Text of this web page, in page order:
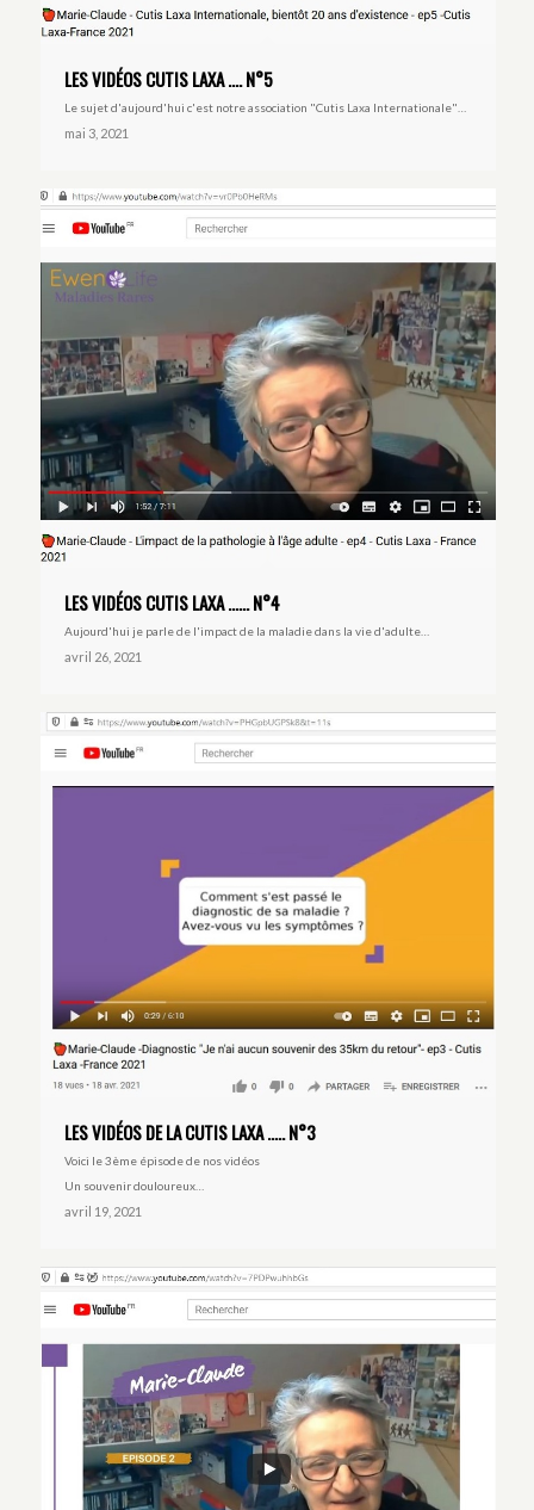
LES VIDÉOS CUTIS LAXA …. N°5
Le sujet d'aujourd'hui c'est notre association "Cutis Laxa Internationale"…
mai 3, 2021
LES VIDÉOS CUTIS LAXA …… N°4
Aujourd'hui je parle de l'impact de la maladie dans la vie d'adulte…
avril 26, 2021
LES VIDÉOS DE LA CUTIS LAXA ….. N°3
Voici le 3ème épisode de nos vidéos
Un souvenir douloureux…
avril 19, 2021